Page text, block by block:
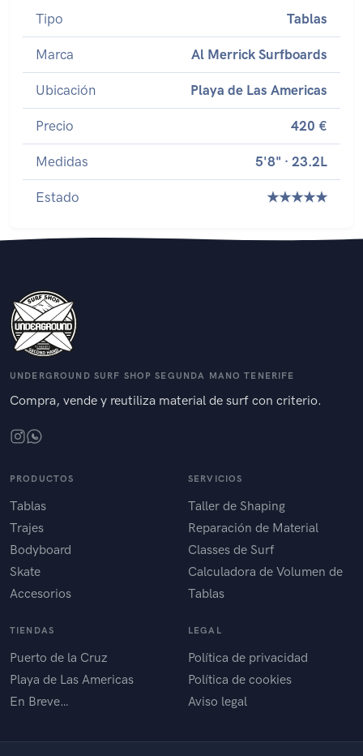
Tipo Tablas
Marca Al Merrick Surfboards
Ubicación Playa de Las Americas
Precio 420 €
Medidas 5'8" · 23.2L
Estado ★★★★★
UNDERGROUND SURF SHOP SEGUNDA MANO TENERIFE
Compra, vende y reutiliza material de surf con criterio.
PRODUCTOS
Tablas
Trajes
Bodyboard
Skate
Accesorios
SERVICIOS
Taller de Shaping
Reparación de Material
Classes de Surf
Calculadora de Volumen de
Tablas
TIENDAS
Puerto de la Cruz
Playa de Las Americas
En Breve…
LEGAL
Política de privacidad
Política de cookies
Aviso legal